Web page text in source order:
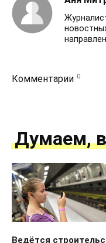
Комментарии 0
Думаем,
Ведётся